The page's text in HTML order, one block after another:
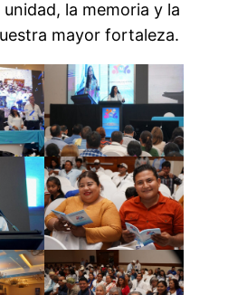
la memoria y la
mayor fortaleza.